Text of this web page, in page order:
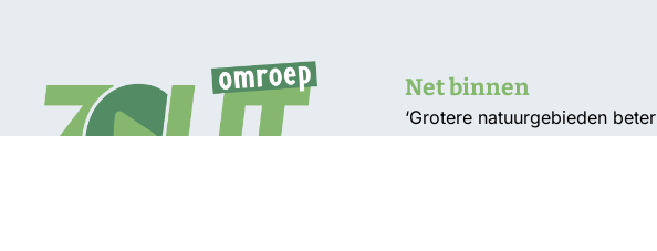
Net binnen
‘Grotere natuurgebieden beter